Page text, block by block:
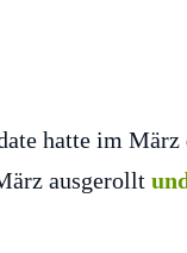
hatte im
ausgerollt